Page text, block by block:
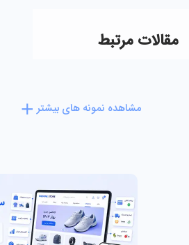
مقالات مرتبط
مشاهده نمونه های بیشتر